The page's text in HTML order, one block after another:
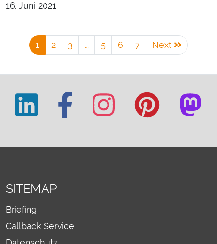
16. Juni 2021
1 2 3 … 5 6 7 Next
SITEMAP
Briefing
Callback Service